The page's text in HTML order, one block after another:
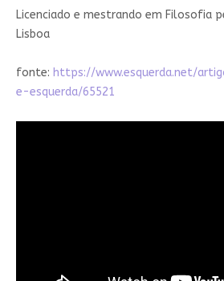
Licenciado e mestrando em Filosofia
Lisboa
fonte: https://www.esquerda.net/
e-esquerda/65521